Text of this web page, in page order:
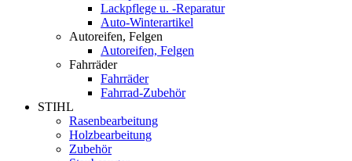
Lackpflege u. -Reparatur
Auto-Winterartikel
Autoreifen, Felgen
Autoreifen, Felgen
Fahrräder
Fahrräder
Fahrrad-Zubehör
STIHL
Rasenbearbeitung
Holzbearbeitung
Zubehör